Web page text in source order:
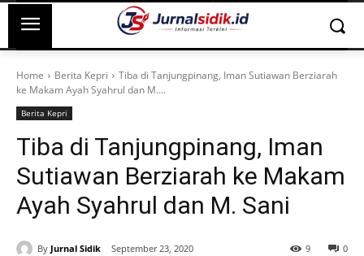
Home Berita Kepri
Tiba di Tanjungpinang, Iman Sutiawan Berziarah
ke Makam Ayah Syahrul dan M....
Berita Kepri
Tiba di Tanjungpinang, Iman
Sutiawan Berziarah ke Makam
Ayah Syahrul dan M. Sani
By Jurnal Sidik September 23, 2020 0
9